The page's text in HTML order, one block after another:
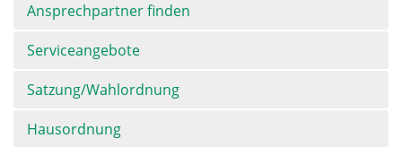
Ansprechpartner finden
Serviceangebote
Satzung/Wahlordnung
Hausordnung